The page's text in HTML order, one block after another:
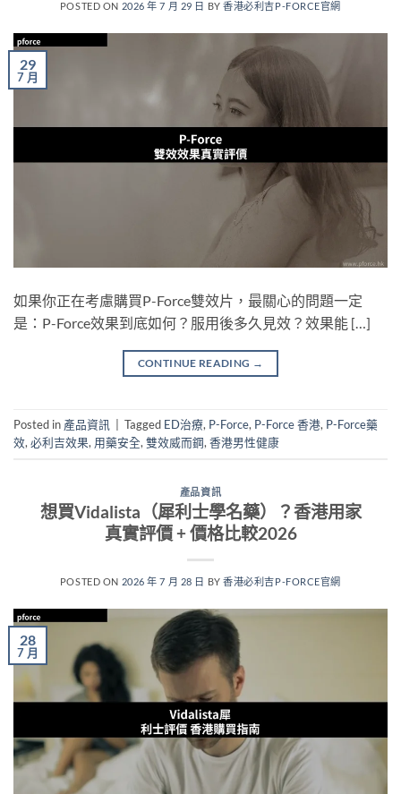
POSTED ON 2026 年 7 月 29 日 BY香港必利吉P-FORCE官網
29
7 月
如果你正在考慮購買P-Force雙效片，最關心的問題一定
是：P-Force效果到底如何？服用後多久見效？效果能 […]
CONTINUE READING →
Posted in 產品資訊 Tagged ED治療, P-Force, P-Force 香港, P-Force藥
效, 必利吉效果, 用藥安全, 雙效威而鋼, 香港男性健康
產品資訊
想買Vidalista（犀利士學名藥）？香港用家
真實評價 + 價格比較2026
POSTED ON 2026 年 7 月 28 日 BY香港必利吉P-FORCE官網
28
7 月